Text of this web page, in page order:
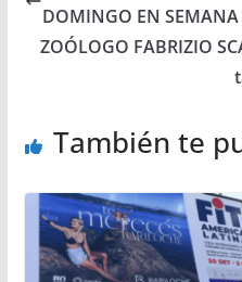
DOMINGO EN
ZOÓLOGO FABRIZIO
También te